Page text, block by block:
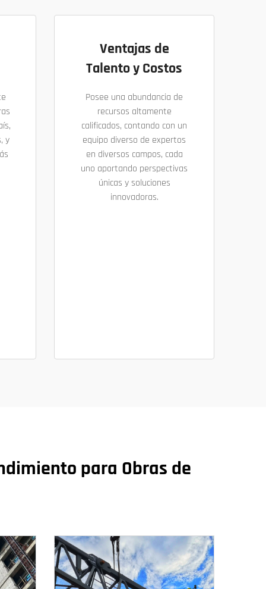
y
Ventajas de
Talento y Costos
Posee una abundancia de
recursos altamente
calificados, contando con un
equipo diverso de expertos
en diversos campos, cada
uno aportando perspectivas
únicas y soluciones
innovadoras.
para Obras de